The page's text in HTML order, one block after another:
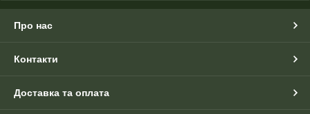
Про нас
Контакти
Доставка та оплата